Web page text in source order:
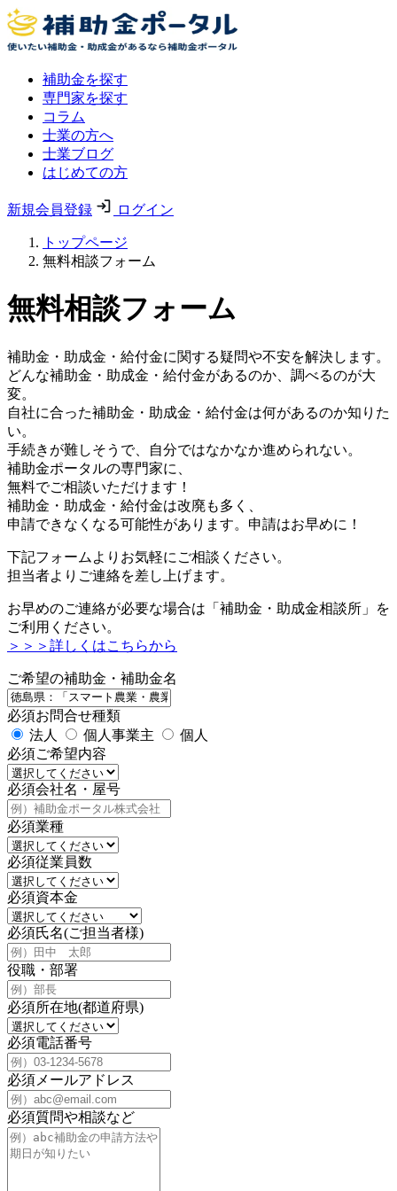
補助金を探す
専門家を探す
コラム
士業の方へ
士業ブログ
はじめての方
新規会員登録 ログイン
トップページ
無料相談フォーム
無料相談フォーム
補助金・助成金・給付金に関する疑問や不安を解決します。
どんな補助金・助成金・給付金があるのか、調べるのが大
変。
自社に合った補助金・助成金・給付金は何があるのか知りた
い。
手続きが難しそうで、自分ではなかなか進められない。
補助金ポータルの専門家に、
無料でご相談いただけます！
補助金・助成金・給付金は改廃も多く、
申請できなくなる可能性があります。申請はお早めに！
下記フォームよりお気軽にご相談ください。
担当者よりご連絡を差し上げます。
お早めのご連絡が必要な場合は「補助金・助成金相談所」を
ご利用ください。
＞＞＞詳しくはこちらから
ご希望の補助金・補助金名
必須お問合せ種類
法人
個人事業主
個人
必須ご希望内容
必須会社名・屋号
必須業種
必須従業員数
必須資本金
必須氏名(ご担当者様)
役職・部署
必須所在地(都道府県)
必須電話番号
必須 メールアドレス
必須質問や相談など